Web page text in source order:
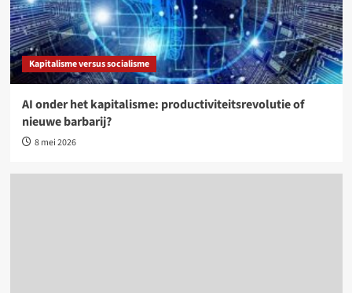
Kapitalisme versus socialisme
AI onder het kapitalisme: productiviteitsrevolutie of
nieuwe barbarij?
8 mei 2026